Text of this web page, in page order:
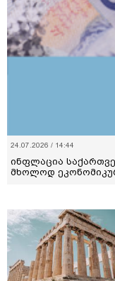
24.07.2026 / 14:44
ინფლაცია
მხოლოდ